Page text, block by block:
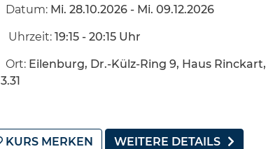
Datum: Mi. 28.10.2026 - Mi. 09.12.2026
Uhrzeit: 19:15 - 20:15 Uhr
Ort: Eilenburg, Dr.-Külz-Ring 9, Haus Rinckart,
3.31
KURS MERKEN WEITERE DETAILS